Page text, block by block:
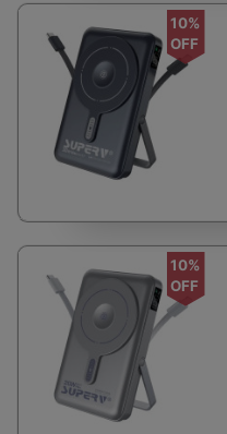
10%
OFF
10%
OFF